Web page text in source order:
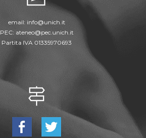
email: info@unich.it
PEC: ateneo@pec.unich.it
Partita IVA 01335970693